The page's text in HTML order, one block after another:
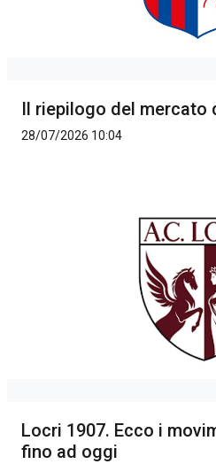
Il riepilogo del mercato
28/07/2026 10:04
Locri 1907. Ecco i
fino ad oggi